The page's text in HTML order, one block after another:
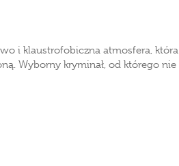
i klaustrofobiczna atmosfera, która
Wyborny kryminał, od którego nie